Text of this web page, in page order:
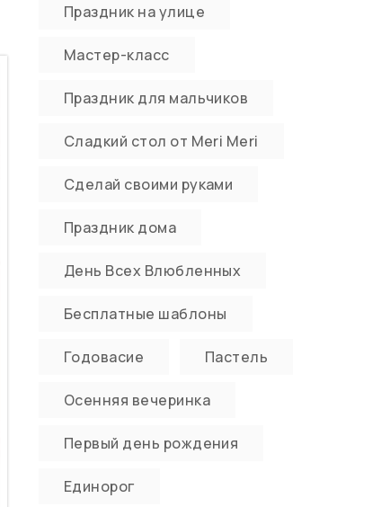
Праздник на улице
Мастер-класс
Праздник для мальчиков
Сладкий стол от Meri Meri
Сделай своими руками
Праздник дома
День Всех Влюбленных
Бесплатные шаблоны
Годовасие Пастель
Осенняя вечеринка
Первый день рождения
Единорог